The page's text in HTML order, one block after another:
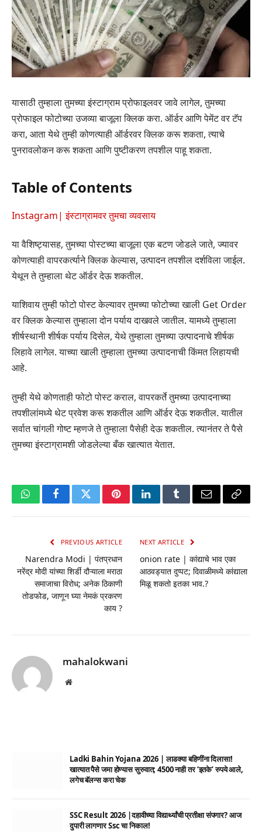
यासाठी तुम्हाला तुमच्या इंस्टाग्राम प्रोफाइलवर जावे लागेल, तुमच्या
प्रोफाइल फोटोच्या उजव्या बाजूला क्लिक करा. ऑर्डर आणि पेमेंट वर टॅप
करा, आता येथे तुम्ही कोणत्याही ऑर्डरवर क्लिक करू शकता, त्याचे
पुनरावलोकन करू शकता आणि पुष्टीकरण तपशील पाहू शकता.
Table of Contents
Instagram| इंस्टाग्रामवर तुमचा व्यवसाय
या वैशिष्ट्यासह, तुमच्या पोस्टच्या बाजूला एक बटण जोडले जाते, ज्यावर
कोणत्याही वापरकर्त्याने क्लिक केल्यास, उत्पादन तपशील दर्शविला जाईल.
येथून ते तुम्हाला थेट ऑर्डर देऊ शकतील.
याशिवाय तुम्ही फोटो पोस्ट केल्यावर तुमच्या फोटोच्या खाली Get Order
वर क्लिक केल्यास तुम्हाला दोन पर्याय दाखवले जातील. यामध्ये तुम्हाला
शीर्षस्थानी शीर्षक पर्याय दिसेल, येथे तुम्हाला तुमच्या उत्पादनाचे शीर्षक
लिहावे लागेल. याच्या खाली तुम्हाला तुमच्या उत्पादनाची किंमत लिहायची
आहे.
तुम्ही येथे कोणताही फोटो पोस्ट कराल, वापरकर्ते तुमच्या उत्पादनाच्या
तपशीलांमध्ये थेट प्रवेश करू शकतील आणि ऑर्डर देऊ शकतील. यातील
सर्वात चांगली गोष्ट म्हणजे ते तुम्हाला पैसेही देऊ शकतील. त्यानंतर ते पैसे
तुमच्या इंस्टाग्रामशी जोडलेल्या बँक खात्यात येतात.
WhatsAppFacebookTwitterPinterestLinkedInTumblrEmail Copy
PREVIOUS ARTICLE
Narendra Modi | पंतप्रधान
नरेंद्र मोदी यांच्या शिर्डी दौऱ्याला मराठा
समाजाचा विरोध; अनेक ठिकाणी
तोडफोड, जाणून घ्या नेमकं प्रकरण
काय ?
NEXT ARTICLE
onion rate | कांद्याचे भाव एका
आठवड्यात दुप्पट; दिवाळीमध्ये कांद्याला
मिळू शकतो इतका भाव.?
mahalokwani
Website
Ladki Bahin Yojana 2026 | लाडक्या बहिणींना दिलासा!
खात्यात पैसे जमा होण्यास सुरुवात; 4500 नाही तर ‘इतके’ रुपये आले,
लगेच बॅलन्स करा चेक
SSC Result 2026 |दहावीच्या विद्यार्थ्यांची प्रतीक्षा संपणार? आज
दुपारी लागणार Ssc चा निकाल!